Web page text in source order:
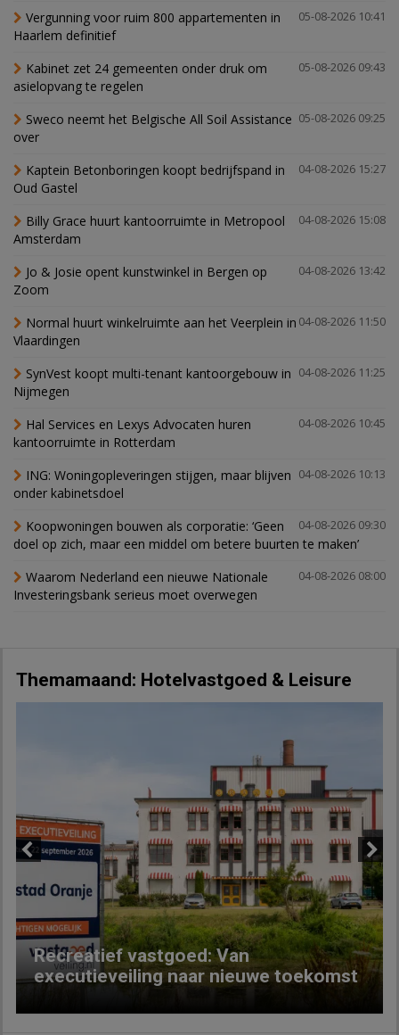
05-08-2026 10:41
Vergunning voor ruim 800 appartementen in
Haarlem definitief
05-08-2026 09:43
Kabinet zet 24 gemeenten onder druk om
asielopvang te regelen
05-08-2026 09:25
Sweco neemt het Belgische All Soil Assistance
over
04-08-2026 15:27
Kaptein Betonboringen koopt bedrijfspand in
Oud Gastel
04-08-2026 15:08
Billy Grace huurt kantoorruimte in Metropool
Amsterdam
04-08-2026 13:42
Jo & Josie opent kunstwinkel in Bergen op
Zoom
04-08-2026 11:50
Normal huurt winkelruimte aan het Veerplein in
Vlaardingen
04-08-2026 11:25
SynVest koopt multi-tenant kantoorgebouw in
Nijmegen
04-08-2026 10:45
Hal Services en Lexys Advocaten huren
kantoorruimte in Rotterdam
04-08-2026 10:13
ING: Woningopleveringen stijgen, maar blijven
onder kabinetsdoel
04-08-2026 09:30
Koopwoningen bouwen als corporatie: ‘Geen
doel op zich, maar een middel om betere buurten te maken’
04-08-2026 08:00
Waarom Nederland een nieuwe Nationale
Investeringsbank serieus moet overwegen
Themamaand: Hotelvastgoed & Leisure
Recreatief vastgoed: Van
executieveiling naar nieuwe toekomst
Next